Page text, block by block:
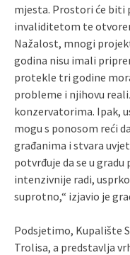
mjesta. Prostori će biti
invaliditetom te
Nažalost, mnogi
godina nisu imali
protekle tri godine
probleme i njihovu
konzervatorima. Ipak,
mogu s ponosom reći
građanima i stvara
potvrđuje da se u
intenzivnije radi,
suprotno,“ izjavio je
Podsjetimo, Kupalište
Trolisa, a predstavlja